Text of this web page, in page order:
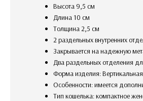
Высота 9,5 см
Длина 10 см
Толщина 2,5 см
2 раздельных внутренних
закрывается на надежную
два раздельных отделения
Форма изделия: Вертикальная
Особенности: имеется
Тип кошелька: компактное